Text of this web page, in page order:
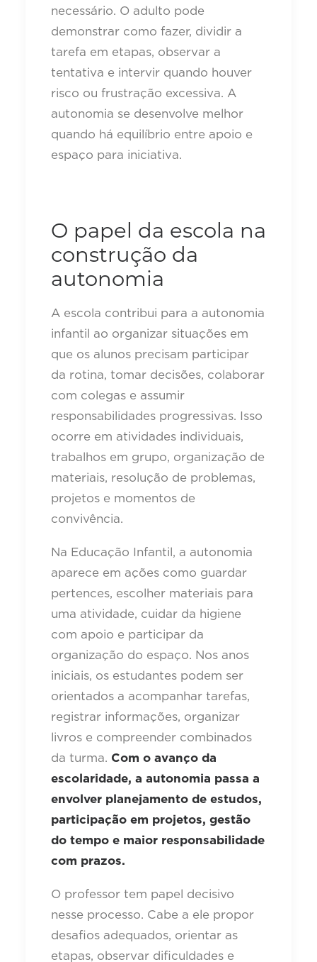
necessário. O adulto pode
demonstrar como fazer, dividir a
tarefa em etapas, observar a
tentativa e intervir quando houver
risco ou frustração excessiva. A
autonomia se desenvolve melhor
quando há equilíbrio entre apoio e
espaço para iniciativa.
O papel da escola na
construção da
autonomia
A escola contribui para a autonomia
infantil ao organizar situações em
que os alunos precisam participar
da rotina, tomar decisões, colaborar
com colegas e assumir
responsabilidades progressivas. Isso
ocorre em atividades individuais,
trabalhos em grupo, organização de
materiais, resolução de problemas,
projetos e momentos de
convivência.
Na Educação Infantil, a autonomia
aparece em ações como guardar
pertences, escolher materiais para
uma atividade, cuidar da higiene
com apoio e participar da
organização do espaço. Nos anos
iniciais, os estudantes podem ser
orientados a acompanhar tarefas,
registrar informações, organizar
livros e compreender combinados
da turma. Com o avanço da
escolaridade, a autonomia passa a
envolver planejamento de estudos,
participação em projetos, gestão
do tempo e maior responsabilidade
com prazos.
O professor tem papel decisivo
nesse processo. Cabe a ele propor
desafios adequados, orientar as
etapas, observar dificuldades e